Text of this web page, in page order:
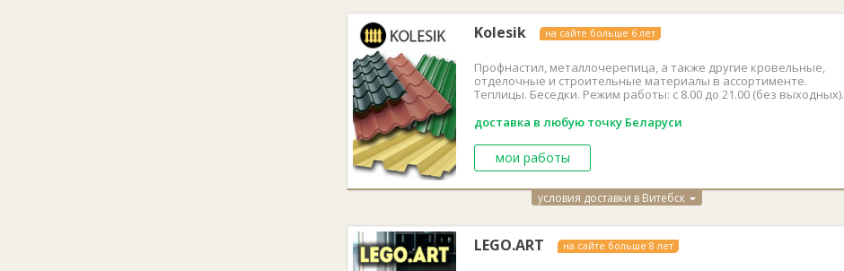
Kolesik на сайте больше 6 лет
Профнастил, металлочерепица, а также другие кровельные,
отделочные и строительные материалы в ассортименте.
Теплицы. Беседки. Режим работы: с 8.00 до 21.00 (без выходных).
доставка в любую точку Беларуси
мои работы
условия доставки в Витебск
LEGO.ART на сайте больше 8 лет